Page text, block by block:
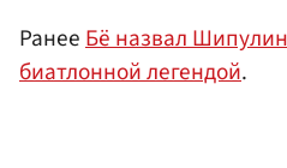
РанееБё назвал
биатлонной легендой.